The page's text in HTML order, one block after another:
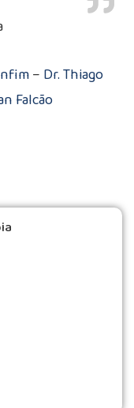
–Dr. Thiago
Falcão